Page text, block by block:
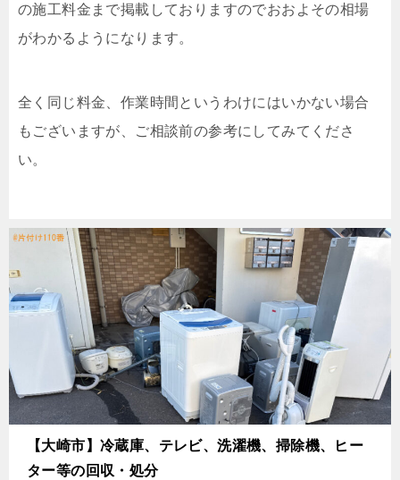
の施工料金まで掲載しておりますのでおおよその相場
がわかるようになります。
全く同じ料金、作業時間というわけにはいかない場合
もございますが、ご相談前の参考にしてみてくださ
い。
【大崎市】冷蔵庫、テレビ、洗濯機、掃除機、ヒー
ター等の回収・処分